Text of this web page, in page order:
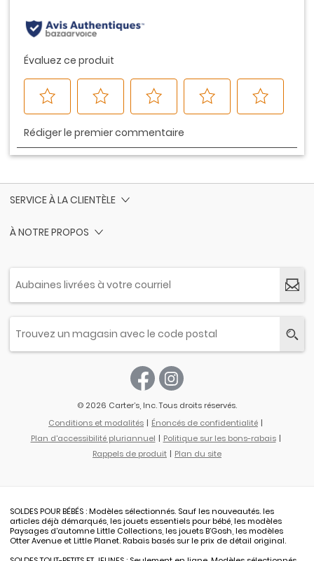
SERVICE À LA CLIENTÈLE
À NOTRE PROPOS
© 2026 Carter’s, Inc. Tous droits réservés.
Conditions et modalités
Énoncés de confidentialité
Plan d'accessibilité pluriannuel
Politique sur les bons-rabais
Rappels de produit
Plan du site
SOLDES POUR BÉBÉS : Modèles sélectionnés. Sauf les nouveautés. les
articles déjà démarqués, les jouets essentiels pour bébé, les modèles
Paysages d'automne Little Collections, les jouets B’Gosh, les modèles
Otter Avenue et Little Planet. Rabais basés sur le prix de détail original.